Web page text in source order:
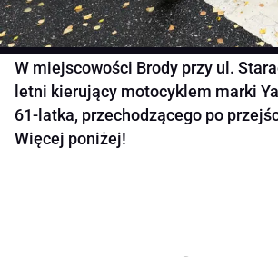
W miejscowości Brody przy ul.
letni kierujący motocyklem marki
61-latka, przechodzącego po
Więcej poniżej!